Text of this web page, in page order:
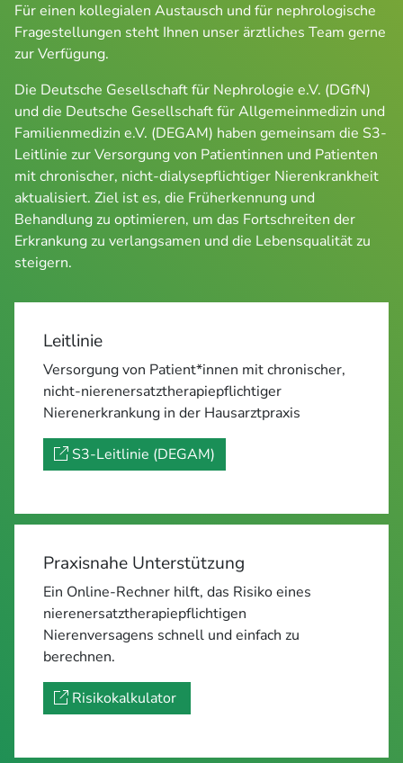
Für einen kollegialen Austausch und für nephrologische
Fragestellungen steht Ihnen unser ärztliches Team gerne
zur Verfügung.
Die Deutsche Gesellschaft für Nephrologie e.V. (DGfN)
und die Deutsche Gesellschaft für Allgemeinmedizin und
Familienmedizin e.V. (DEGAM) haben gemeinsam die S3-
Leitlinie zur Versorgung von Patientinnen und Patienten
mit chronischer, nicht-dialysepflichtiger Nierenkrankheit
aktualisiert. Ziel ist es, die Früherkennung und
Behandlung zu optimieren, um das Fortschreiten der
Erkrankung zu verlangsamen und die Lebensqualität zu
steigern.
Leitlinie
Versorgung von Patient*innen mit chronischer,
nicht-nierenersatztherapiepflichtiger
Nierenerkrankung in der Hausarztpraxis
S3-Leitlinie (DEGAM)
Praxisnahe Unterstützung
Ein Online-Rechner hilft, das Risiko eines
nierenersatztherapiepflichtigen
Nierenversagens schnell und einfach zu
berechnen.
Risikokalkulator